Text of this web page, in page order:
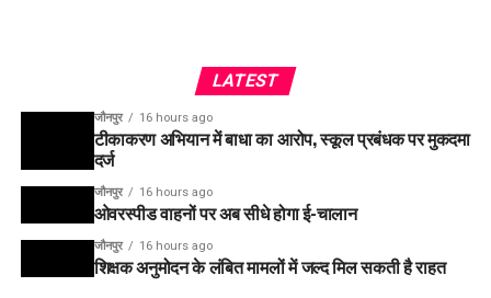
LATEST
जौनपुर 16 hours ago
टीकाकरण अभियान में बाधा का आरोप, स्कूल प्रबंधक पर मुकदमा
दर्ज
जौनपुर 16 hours ago
ओवरस्पीड वाहनों पर अब सीधे होगा ई-चालान
जौनपुर 16 hours ago
शिक्षक अनुमोदन के लंबित मामलों में जल्द मिल सकती है राहत